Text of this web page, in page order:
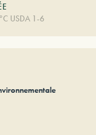
USDA 1-6